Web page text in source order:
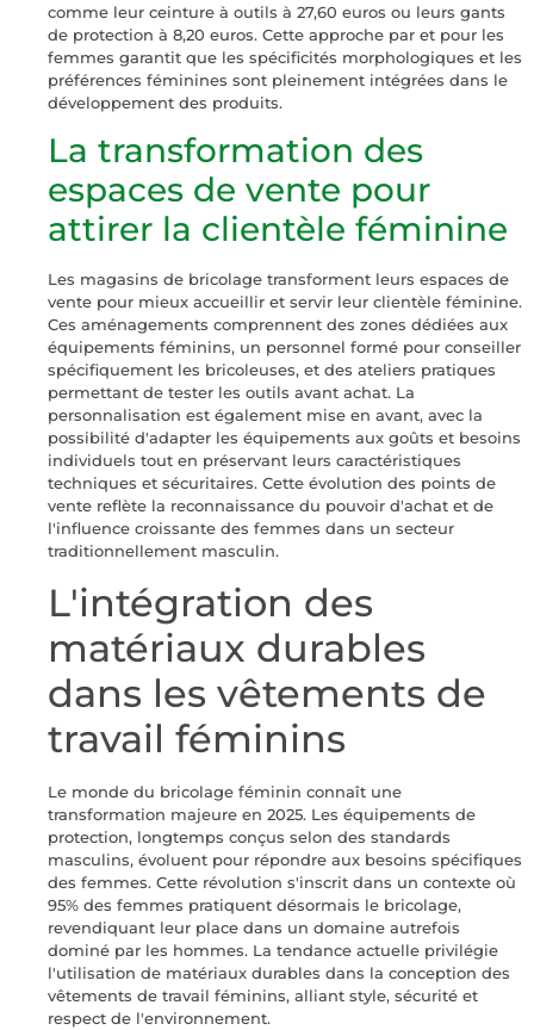
comme leur ceinture à outils à 27,60 euros ou leurs gants
de protection à 8,20 euros. Cette approche par et pour les
femmes garantit que les spécificités morphologiques et les
préférences féminines sont pleinement intégrées dans le
développement des produits.
La transformation des
espaces de vente pour
attirer la clientèle féminine
Les magasins de bricolage transforment leurs espaces de
vente pour mieux accueillir et servir leur clientèle féminine.
Ces aménagements comprennent des zones dédiées aux
équipements féminins, un personnel formé pour conseiller
spécifiquement les bricoleuses, et des ateliers pratiques
permettant de tester les outils avant achat. La
personnalisation est également mise en avant, avec la
possibilité d'adapter les équipements aux goûts et besoins
individuels tout en préservant leurs caractéristiques
techniques et sécuritaires. Cette évolution des points de
vente reflète la reconnaissance du pouvoir d'achat et de
l'influence croissante des femmes dans un secteur
traditionnellement masculin.
L'intégration des
matériaux durables
dans les vêtements de
travail féminins
Le monde du bricolage féminin connaît une
transformation majeure en 2025. Les équipements de
protection, longtemps conçus selon des standards
masculins, évoluent pour répondre aux besoins spécifiques
des femmes. Cette révolution s'inscrit dans un contexte où
95% des femmes pratiquent désormais le bricolage,
revendiquant leur place dans un domaine autrefois
dominé par les hommes. La tendance actuelle privilégie
l'utilisation de matériaux durables dans la conception des
vêtements de travail féminins, alliant style, sécurité et
respect de l'environnement.